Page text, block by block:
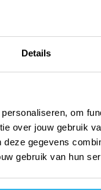
Details
om
over jouw gebruik
gegevens
gebruik van hun